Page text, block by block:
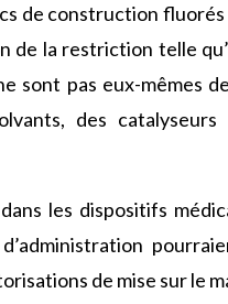
de construction fluorés
de la restriction telle
sont pas eux-mêmes
des catalyseurs
les dispositifs
de mise sur le